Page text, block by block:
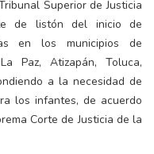
Superior de Justicia
de listón del inicio de
en los municipios de
Paz, Atizapán, Toluca,
a la necesidad de
los infantes, de acuerdo
Corte de Justicia de la